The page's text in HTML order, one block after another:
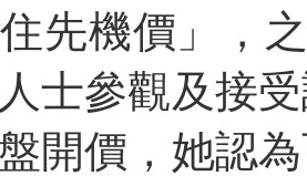
先機價」，
士參觀及接
開價，她認